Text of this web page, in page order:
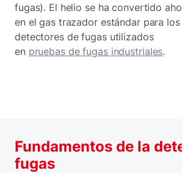
fugas). El helio se ha convertido
en el gas trazador estándar para los
detectores de fugas utilizados
en pruebas de fugas industriales.
Fundamentos de la
fugas